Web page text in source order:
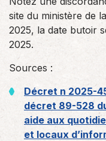
site du ministère de
2025, la date butoir
2025.
Sources :
Décret n 2025-
décret 89-528
aide aux
et locaux